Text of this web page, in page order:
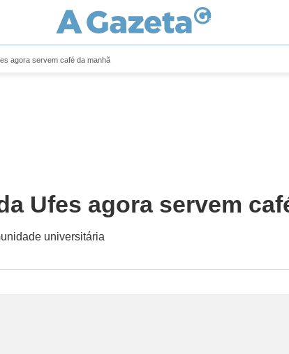
agora servem café da manhã
Ufes agora servem
universitária